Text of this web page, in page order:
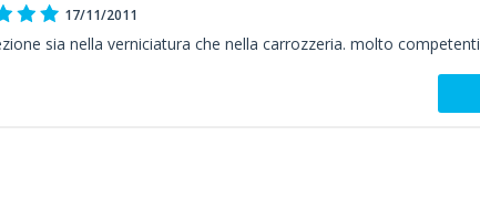
17/11/2011
sia nella verniciatura che nella carrozzeria. molto competenti